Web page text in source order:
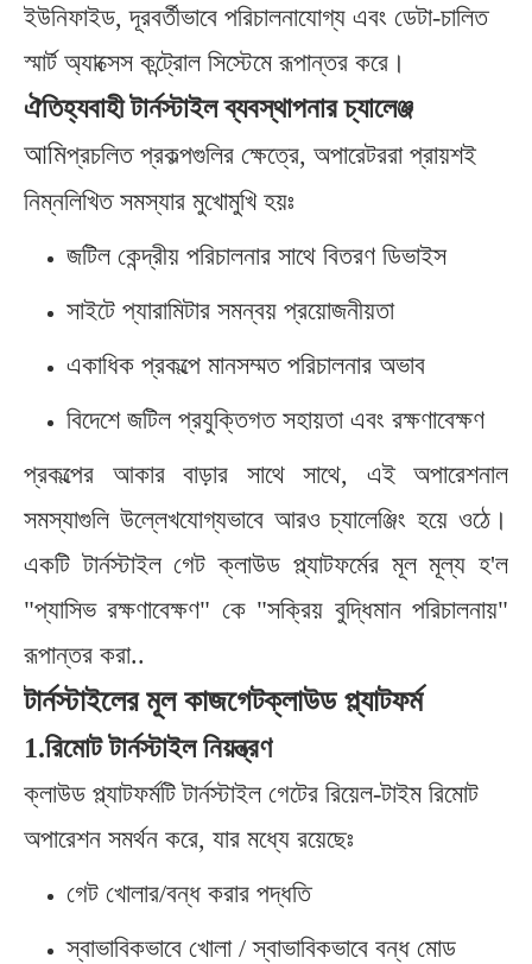
ইউনিফাইড, দূরবর্তীভাবে পরিচালনাযোগ্য এবং ডেটা-চালিত
স্মার্ট অ্যাক্সেস কন্ট্রোল সিস্টেমে রূপান্তর করে।
ঐতিহ্যবাহী টার্নস্টাইল ব্যবস্থাপনার চ্যালেঞ্জ
আমিপ্রচলিত প্রকল্পগুলির ক্ষেত্রে, অপারেটররা প্রায়শই
নিম্নলিখিত সমস্যার মুখোমুখি হয়ঃ
জটিল কেন্দ্রীয় পরিচালনার সাথে বিতরণ ডিভাইস
সাইটে প্যারামিটার সমন্বয় প্রয়োজনীয়তা
একাধিক প্রকল্পে মানসম্মত পরিচালনার অভাব
বিদেশে জটিল প্রযুক্তিগত সহায়তা এবং রক্ষণাবেক্ষণ
প্রকল্পের আকার বাড়ার সাথে সাথে, এই অপারেশনাল
সমস্যাগুলি উল্লেখযোগ্যভাবে আরও চ্যালেঞ্জিং হয়ে ওঠে।
একটি টার্নস্টাইল গেট ক্লাউড প্ল্যাটফর্মের মূল মূল্য হ'ল
"প্যাসিভ রক্ষণাবেক্ষণ" কে "সক্রিয় বুদ্ধিমান পরিচালনায়"
রূপান্তর করা..
টার্নস্টাইলের মূল কাজগেটক্লাউড প্ল্যাটফর্ম
1.রিমোট টার্নস্টাইল নিয়ন্ত্রণ
ক্লাউড প্ল্যাটফর্মটি টার্নস্টাইল গেটের রিয়েল-টাইম রিমোট
অপারেশন সমর্থন করে, যার মধ্যে রয়েছেঃ
গেট খোলার/বন্ধ করার পদ্ধতি
স্বাভাবিকভাবে খোলা / স্বাভাবিকভাবে বন্ধ মোড